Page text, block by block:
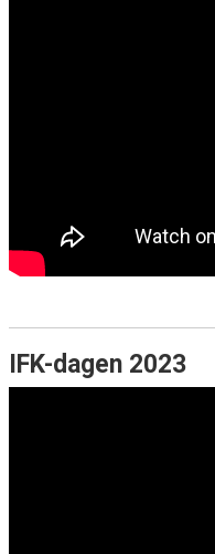
IFK-dagen 2023